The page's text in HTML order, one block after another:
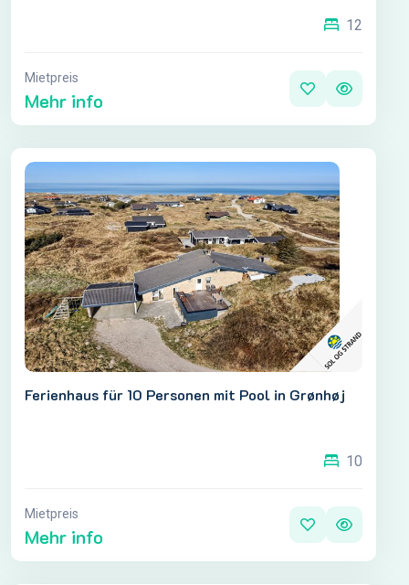
12
Mietpreis
Mehr info
Ferienhaus für 10 Personen mit Pool in Grønhøj
10
Mietpreis
Mehr info